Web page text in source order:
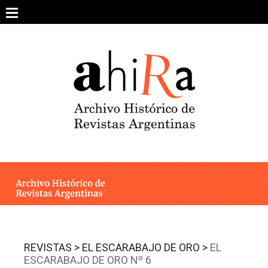
content
ARCHIVO DE REVISTAS
ESTUDIOS CRÍTICOS
INTEGRANTES
CONTACTO
REVISTAS > EL ESCARABAJO DE ORO > EL
ESCARABAJO DE ORO Nº 6